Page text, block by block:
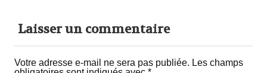
Laisser un commentaire
Votre adresse e-mail ne sera pas publiée. Les champs